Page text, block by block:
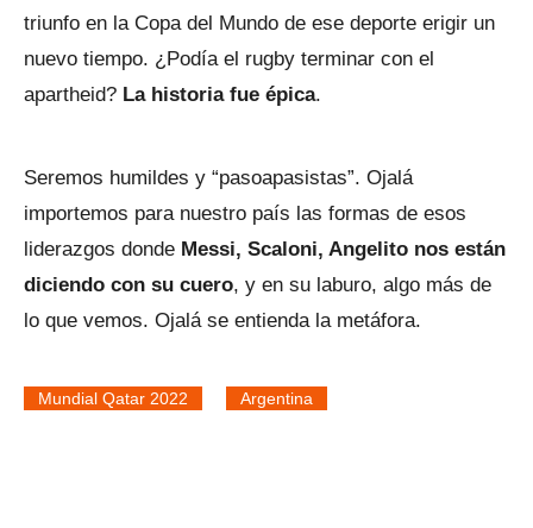
triunfo en la Copa del Mundo de ese deporte erigir un
nuevo tiempo. ¿Podía el rugby terminar con el
apartheid? La historia fue épica.
Seremos humildes y “pasoapasistas”. Ojalá
importemos para nuestro país las formas de esos
liderazgos donde Messi, Scaloni, Angelito nos están
diciendo con su cuero, y en su laburo, algo más de
lo que vemos. Ojalá se entienda la metáfora.
Mundial Qatar 2022 Argentina